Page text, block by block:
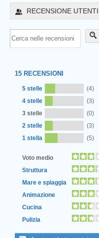
RECENSIONE UTENTI
15 RECENSIONI
5 stelle
(4)
4 stelle
(3)
3 stelle
(0)
2 stelle
(3)
1 stella
(5)
Voto medio
Struttura
Mare e spiaggia
Animazione
Cucina
Pulizia